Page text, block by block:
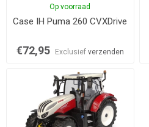
Op voorraad
Case IH Puma 260 CVXDrive
€72,95 Exclusief verzenden